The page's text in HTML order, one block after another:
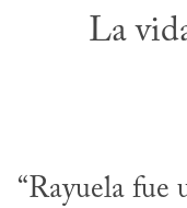
La
“Rayuela fue